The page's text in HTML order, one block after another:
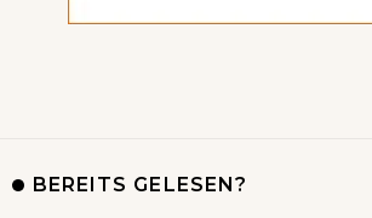
BEREITS GELESEN?